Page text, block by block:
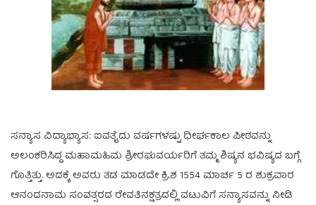
ಸನ್ಯಾಸ ವಿದ್ಯಾಭ್ಯಾಸ: ಐವತೈದು ವರ್ಷಗಳಷ್ಟು ಧೀರ್ಘಕಾಲ ಪೀಠವನ್ನು
ಅಲಂಕರಿಸಿದ್ದ ಮಹಾಮಹಿಮ ಶ್ರೀರಘುವರ್ಯರಿಗೆ ತಮ್ಮ ಶಿಷ್ಯನ ಭವಿಷ್ಯದ ಬಗ್ಗೆ
ಗೊತ್ತಿತ್ತು. ಅದಕ್ಕೆ ಅವರು ತಡ ಮಾಡದೇ ಕ್ರಿ.ಶ 1554 ಮಾರ್ಚ 5 ರ ಶುಕ್ರವಾರ
ಆನಂದನಾಮ ಸಂವತ್ಸರದ ರೇವತಿನಕ್ಷತ್ರದಲ್ಲಿ ವಟುವಿಗೆ ಸನ್ಯಾಸವನ್ನು ನೀಡಿ